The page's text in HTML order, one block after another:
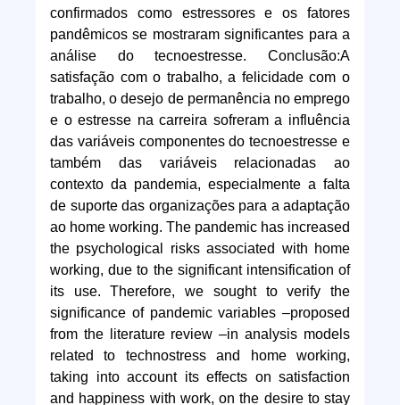
confirmados como estressores e os fatores
pandêmicos se mostraram significantes para a
análise do tecnoestresse. Conclusão:A
satisfação com o trabalho, a felicidade com o
trabalho, o desejo de permanência no emprego
e o estresse na carreira sofreram a influência
das variáveis componentes do tecnoestresse e
também das variáveis relacionadas ao
contexto da pandemia, especialmente a falta
de suporte das organizações para a adaptação
ao home working. The pandemic has increased
the psychological risks associated with home
working, due to the significant intensification of
its use. Therefore, we sought to verify the
significance of pandemic variables –proposed
from the literature review –in analysis models
related to technostress and home working,
taking into account its effects on satisfaction
and happiness with work, on the desire to stay